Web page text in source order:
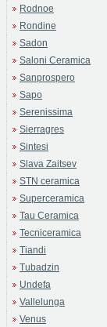
Rodnoe
Rondine
Sadon
Saloni Ceramica
Sanprospero
Sapo
Serenissima
Sierragres
Sintesi
Slava Zaitsev
STN ceramica
Superceramica
Tau Ceramica
Tecniceramica
Tiandi
Tubadzin
Undefa
Vallelunga
Venus